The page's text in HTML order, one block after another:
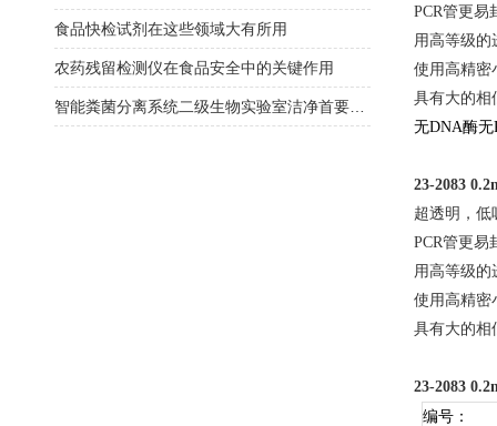
PCR管更易
用高等级的
使用高精密
具有大的相
无DNA酶无
23-2083
超透明，低
PCR管更易
用高等级的
使用高精密
具有大的相
23-2083
编号：
食品快检试剂在这些领域大有所用
农药残留检测仪在食品安全中的关键作用